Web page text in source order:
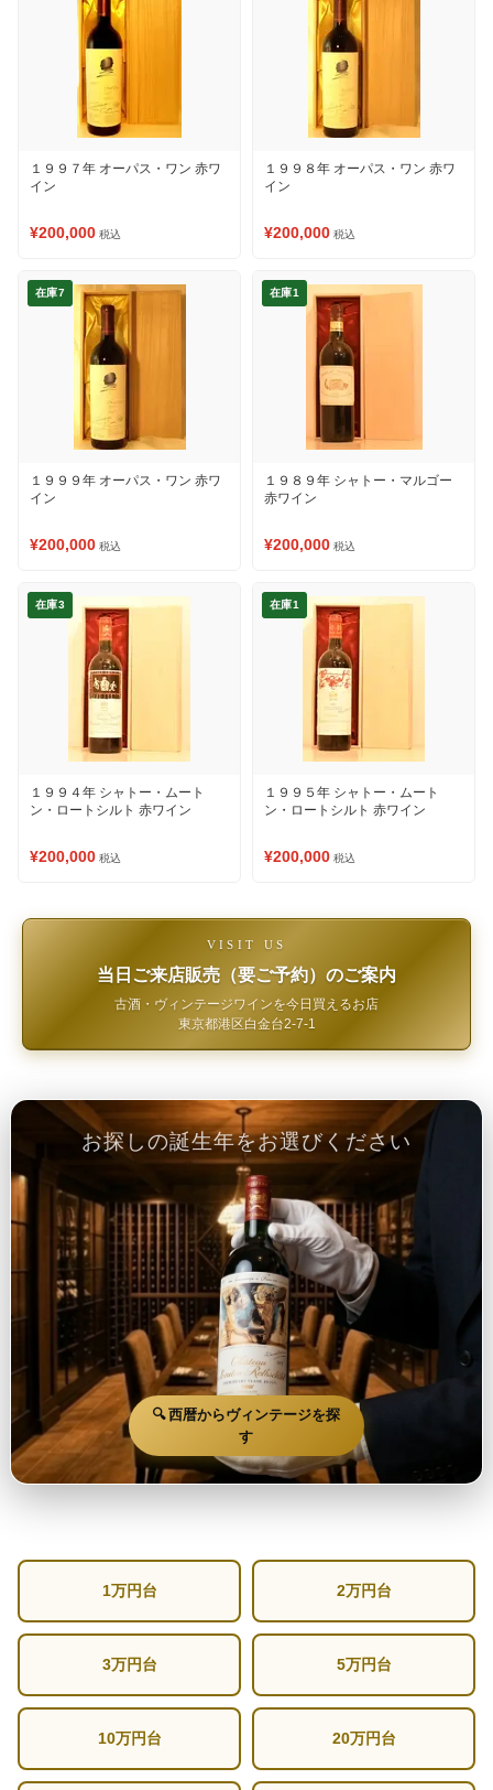
１９９７年 オーパス・ワン 赤ワ
イン
¥200,000 税込
１９９８年 オーパス・ワン 赤ワ
イン
¥200,000 税込
在庫7
１９９９年 オーパス・ワン 赤ワ
イン
¥200,000 税込
在庫1
１９８９年 シャトー・マルゴー
赤ワイン
¥200,000 税込
在庫3
１９９４年 シャトー・ムート
ン・ロートシルト 赤ワイン
¥200,000 税込
在庫1
１９９５年 シャトー・ムート
ン・ロートシルト 赤ワイン
¥200,000 税込
VISIT US
当日ご来店販売（要ご予約）のご案内
古酒・ヴィンテージワインを今日買えるお店
東京都港区白金台2-7-1
お探しの誕生年をお選びください
🔍 西暦からヴィンテージを探
す
1万円台 2万円台
3万円台 5万円台
10万円台 20万円台